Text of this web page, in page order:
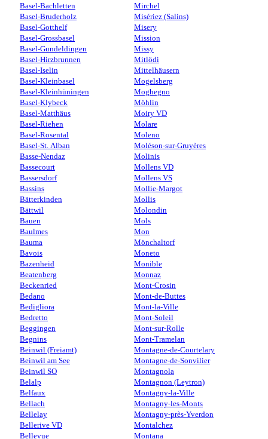
Basel-Bachletten
Basel-Bruderholz
Basel-Gotthelf
Basel-Grossbasel
Basel-Gundeldingen
Basel-Hirzbrunnen
Basel-Iselin
Basel-Kleinbasel
Basel-Kleinhüningen
Basel-Klybeck
Basel-Matthäus
Basel-Riehen
Basel-Rosental
Basel-St. Alban
Basse-Nendaz
Bassecourt
Bassersdorf
Bassins
Bätterkinden
Bättwil
Bauen
Baulmes
Bauma
Bavois
Bazenheid
Beatenberg
Beckenried
Bedano
Bedigliora
Bedretto
Beggingen
Begnins
Beinwil (Freiamt)
Beinwil am See
Beinwil SO
Belalp
Belfaux
Bellach
Bellelay
Bellerive VD
Bellevue
Mirchel
Misériez (Salins)
Misery
Mission
Missy
Mitlödi
Mittelhäusern
Mogelsberg
Moghegno
Möhlin
Moiry VD
Molare
Moleno
Moléson-sur-Gruyères
Molinis
Mollens VD
Mollens VS
Mollie-Margot
Mollis
Molondin
Mols
Mon
Mönchaltorf
Moneto
Monible
Monnaz
Mont-Crosin
Mont-de-Buttes
Mont-la-Ville
Mont-Soleil
Mont-sur-Rolle
Mont-Tramelan
Montagne-de-Courtelary
Montagne-de-Sonvilier
Montagnola
Montagnon (Leytron)
Montagny-la-Ville
Montagny-les-Monts
Montagny-près-Yverdon
Montalchez
Montana